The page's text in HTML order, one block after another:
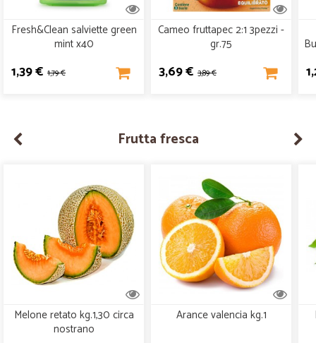
Fresh&Clean salviette green
mint x40
1,39 € 1,79 €
Cameo fruttapec 2:1 3pezzi -
gr.75
3,69 € 3,89 €
Frutta fresca
Melone retato kg.1,30 circa
nostrano
Arance valencia kg.1